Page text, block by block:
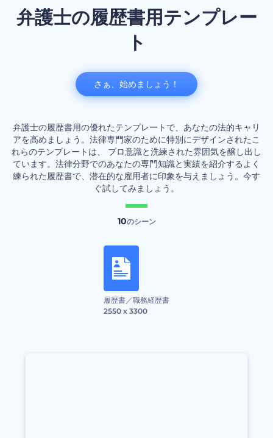
弁護士の履歴書用テンプレー
ト
弁護士の履歴書用の優れたテンプレートで、あなたの法的キャリ
アを高めましょう。法律専門家のために特別にデザインされたこ
れらのテンプレートは、 プロ意識と洗練された雰囲気を醸し出し
ています。法律分野でのあなたの専門知識と実績を紹介するよく
練られた履歴書で、潜在的な雇用者に印象を与えましょう。今す
ぐ試してみましょう。
10のシーン
履歴書／職務経歴書
2550 x 3300
さぁ、始めましょう！